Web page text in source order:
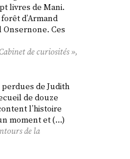
livres de Mani.
d’Armand
Onsernone. Ces
de curiosités »,
de Judith
de douze
l’histoire
moment et (…)
de la